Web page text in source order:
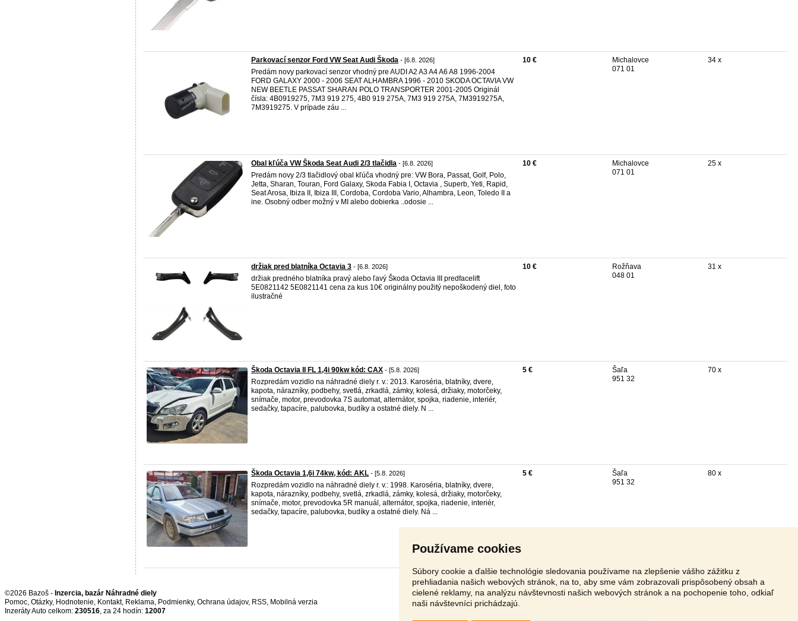
Používame cookies
Súbory cookie a ďalšie technológie sledovania používame na zlepšenie vášho zážitku z
prehliadania našich webových stránok, na to, aby sme vám zobrazovali prispôsobený obsah a
cielené reklamy, na analýzu návštevnosti našich webových stránok a na pochopenie toho, odkiaľ
naši návštevníci prichádzajú.
Parkovací senzor Ford VW Seat Audi Škoda - [6.8. 2026]
Predám novy parkovací senzor vhodný pre AUDI A2 A3 A4 A6 A8 1996-2004
FORD GALAXY 2000 - 2006 SEAT ALHAMBRA 1996 - 2010 SKODA OCTAVIA VW
NEW BEETLE PASSAT SHARAN POLO TRANSPORTER 2001-2005 Originál
čísla: 4B0919275, 7M3 919 275, 4B0 919 275A, 7M3 919 275A, 7M3919275A,
7M3919275. V prípade záu ...
10 €
Michalovce
071 01
34 x
Obal kľúča VW Škoda Seat Audi 2/3 tlačidla - [6.8. 2026]
Predám novy 2/3 tlačidlový obal kľúča vhodný pre: VW Bora, Passat, Golf, Polo,
Jetta, Sharan, Touran, Ford Galaxy, Skoda Fabia I, Octavia , Superb, Yeti, Rapid,
Seat Arosa, Ibiza II, Ibiza III, Cordoba, Cordoba Vario, Alhambra, Leon, Toledo II a
ine. Osobný odber možný v MI alebo dobierka ..odosie ...
10 €
Michalovce
071 01
25 x
držiak pred blatníka Octavia 3 - [6.8. 2026]
držiak predného blatníka pravý alebo ľavý Škoda Octavia III predfacelift
5E0821142 5E0821141 cena za kus 10€ originálny použitý nepoškodený diel, foto
ilustračné
10 €
Rožňava
048 01
31 x
Škoda Octavia II FL 1,4i 90kw kód: CAX - [5.8. 2026]
Rozpredám vozidlo na náhradné diely r. v.: 2013. Karoséria, blatníky, dvere,
kapota, nárazníky, podbehy, svetlá, zrkadlá, zámky, kolesá, držiaky, motorčeky,
snímače, motor, prevodovka 7S automat, alternátor, spojka, riadenie, interiér,
sedačky, tapacíre, palubovka, budíky a ostatné diely. N ...
5 €
Šaľa
951 32
70 x
Škoda Octavia 1,6i 74kw, kód: AKL - [5.8. 2026]
Rozpredám vozidlo na náhradné diely r. v.: 1998. Karoséria, blatníky, dvere,
kapota, nárazníky, podbehy, svetlá, zrkadlá, zámky, kolesá, držiaky, motorčeky,
snímače, motor, prevodovka 5R manuál, alternátor, spojka, riadenie, interiér,
sedačky, tapacíre, palubovka, budíky a ostatné diely. Ná ...
5 €
Šaľa
951 32
80 x
©2026 Bazoš - Inzercia, bazár Náhradné diely
Pomoc, Otázky, Hodnotenie, Kontakt, Reklama, Podmienky, Ochrana údajov, RSS,
Inzeráty Auto celkom: 230516, za 24 hodín: 12007